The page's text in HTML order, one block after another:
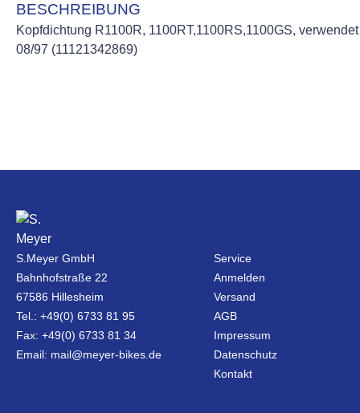
BESCHREIBUNG
Kopfdichtung R1100R, 1100RT,1100RS,1100GS,
08/97 (11121342869)
S.Meyer GmbH
Bahnhofstraße 22
67586 Hillesheim
Tel.: +49(0) 6733 81 95
Fax: +49(0) 6733 81 34
Email: mail@meyer-bikes.de
Service
Anmelden
Versand
AGB
Impressum
Datenschutz
Kontakt